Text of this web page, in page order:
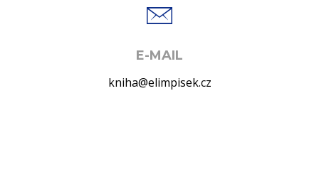
E-MAIL
kniha@elimpisek.cz